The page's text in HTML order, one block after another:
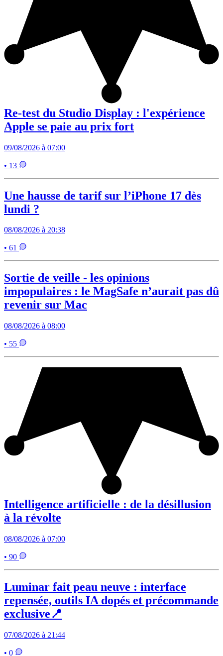
Re-test du Studio Display : l'expérience
Apple se paie au prix fort
09/08/2026 à 07:00
• 13
Une hausse de tarif sur l’iPhone 17 dès
lundi ?
08/08/2026 à 20:38
• 61
Sortie de veille - les opinions
impopulaires : le MagSafe n’aurait pas dû
revenir sur Mac
08/08/2026 à 08:00
• 55
Intelligence artificielle : de la désillusion
à la révolte
08/08/2026 à 07:00
• 90
Luminar fait peau neuve : interface
repensée, outils IA dopés et précommande
exclusive📍
07/08/2026 à 21:44
• 0